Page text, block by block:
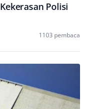
Polisi
1103 pembaca